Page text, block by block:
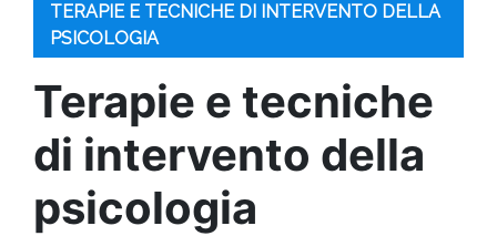
TERAPIE E TECNICHE DI INTERVENTO DELLA
PSICOLOGIA
Terapie e tecniche
di intervento della
psicologia